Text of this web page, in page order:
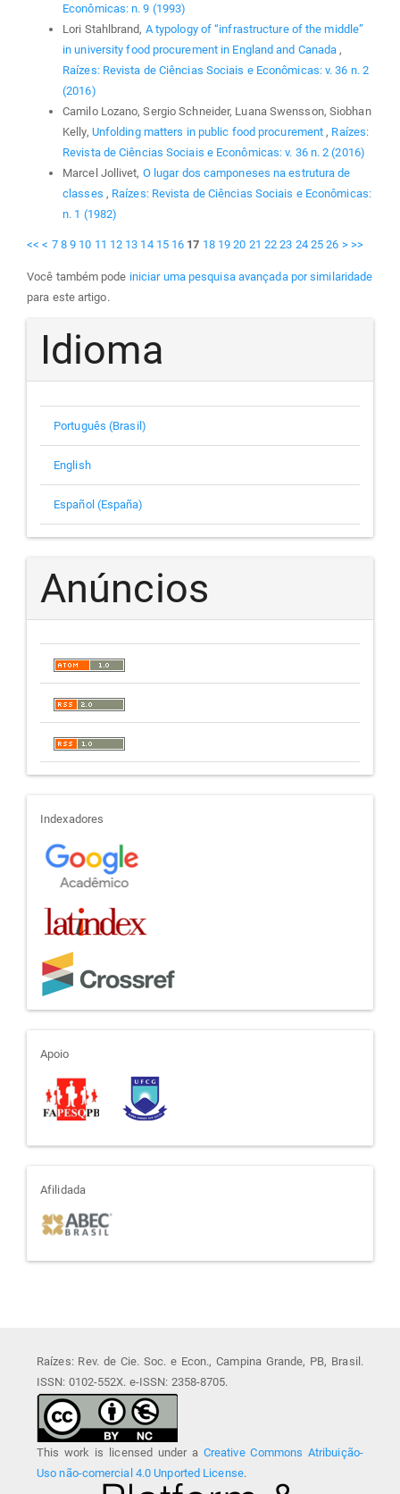
Econômicas: n. 9 (1993)
Lori Stahlbrand, A typology of “infrastructure of the middle”
in university food procurement in England and Canada ,
Raízes: Revista de Ciências Sociais e Econômicas: v. 36 n. 2
(2016)
Camilo Lozano, Sergio Schneider, Luana Swensson, Siobhan
Kelly, Unfolding matters in public food procurement , Raízes:
Revista de Ciências Sociais e Econômicas: v. 36 n. 2 (2016)
Marcel Jollivet, O lugar dos camponeses na estrutura de
classes , Raízes: Revista de Ciências Sociais e Econômicas:
n. 1 (1982)
<< < 7 8 9 10 11 12 13 14 15 16 17 18 19 20 21 22 23 24 25 26 > >>
Você também pode iniciar uma pesquisa avançada por similaridade
para este artigo.
Idioma
Português (Brasil)
English
Español (España)
Anúncios
indexadores
Indexadores
apoio
Apoio
afiliada
Afilidada
Raízes: Rev. de Cie. Soc. e Econ., Campina Grande, PB, Brasil.
ISSN: 0102-552X. e-ISSN: 2358-8705.
This work is licensed under a Creative Commons Atribuição-
Uso não-comercial 4.0 Unported License.